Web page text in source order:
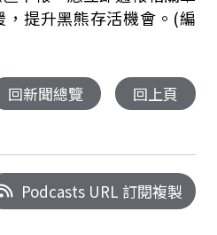
提升黑熊存活機會。(編
回新聞總覽 回上頁
Podcasts URL 訂閱複製